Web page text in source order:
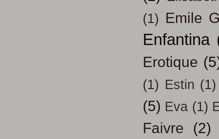
(1) Emile
Enfantina
Erotique
(1) Estin (1)
(5) Eva (1)
Faivre
(2)